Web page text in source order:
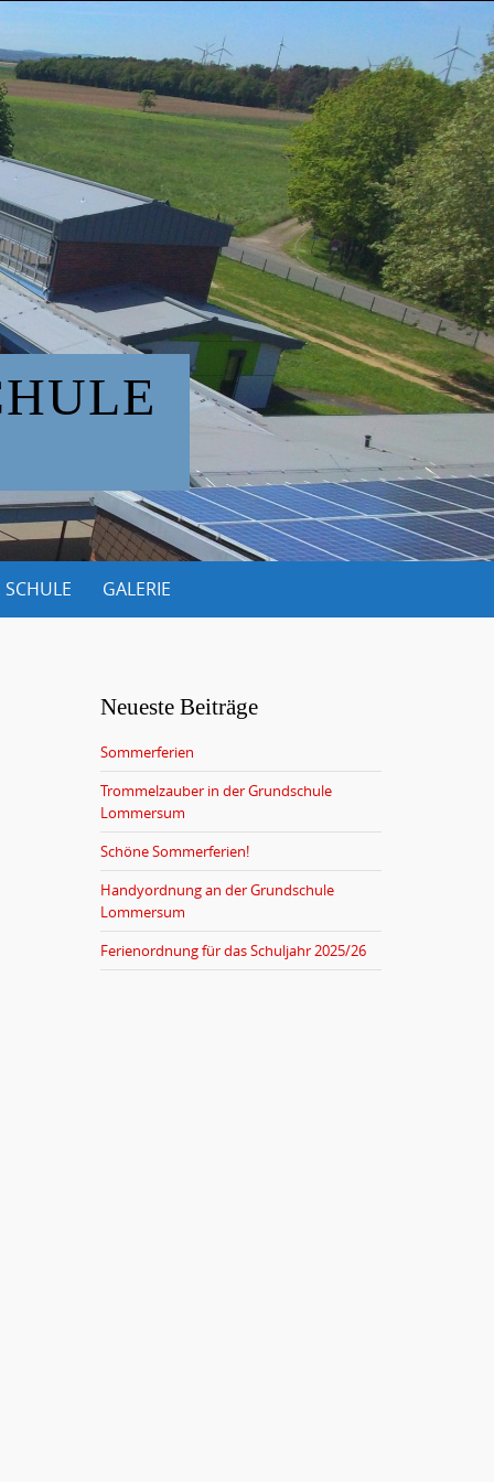
SCHULE GALERIE
Neueste Beiträge
Sommerferien
Trommelzauber in der Grundschule
Lommersum
Schöne Sommerferien!
Handyordnung an der Grundschule
Lommersum
Ferienordnung für das Schuljahr 2025/26